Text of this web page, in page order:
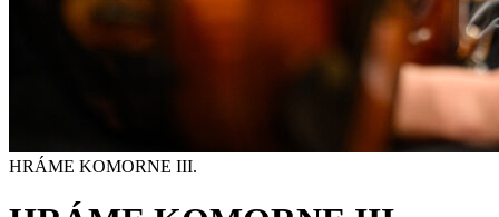
HRÁME KOMORNE III.